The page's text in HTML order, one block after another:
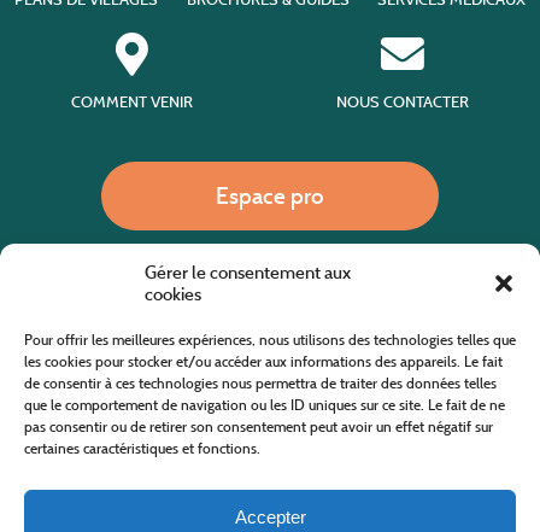
Gérer le consentement aux
cookies
Pour offrir les meilleures expériences, nous utilisons des technologies telles que
les cookies pour stocker et/ou accéder aux informations des appareils. Le fait
de consentir à ces technologies nous permettra de traiter des données telles
que le comportement de navigation ou les ID uniques sur ce site. Le fait de ne
pas consentir ou de retirer son consentement peut avoir un effet négatif sur
certaines caractéristiques et fonctions.
Accepter
COMMENT VENIR NOUS CONTACTER
Espace pro
Site internet cofinancé par le fonds européen agricole pour le développement rural
L'Europe investit dans les zones rurales